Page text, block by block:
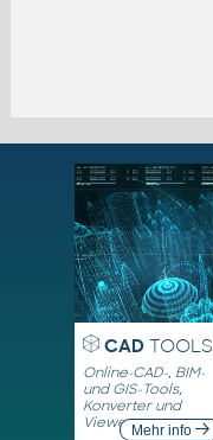
CADTOOLS
Online-CAD-, BIM-
und GIS-Tools,
Konverter und
ViewerMehr info